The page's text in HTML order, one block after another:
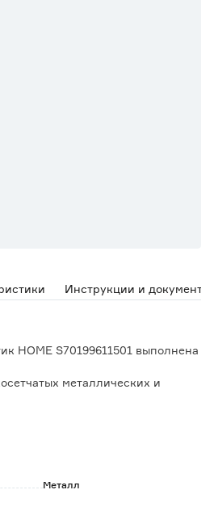
Инструкции и документы
HOME S70199611501 выполнена
металлических и
Металл